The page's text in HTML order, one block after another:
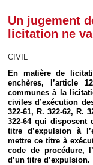
Un jugement
licitation ne
CIVIL
En matière de
enchères, l’article
communes à la
civiles d’exécution
322-61, R. 322-62, R.
322-64 qui disposent
titre d’expulsion à
mettre ce titre à
code de procédure,
d’un titre d’expulsion.